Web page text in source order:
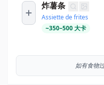
炸薯条
Assiette de frites
~350–500大卡
如有食物